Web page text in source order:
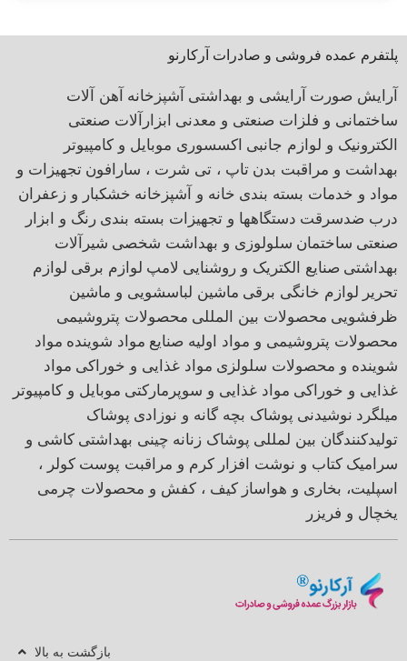
پلتفرم عمده فروشی و صادرات آرکارنو
آرایش صورت آرایشی و بهداشتی آشپزخانه آهن آلات
ساختمانی و فلزات صنعتی و معدنی ابزارآلات صنعتی
الکترونیک و لوازم جانبی اکسسوری موبایل و کامپیوتر
بهداشت و مراقبت بدن تاپ ، تی شرت ، سارافون تجهیزات و
مواد و خدمات بسته بندی خانه و آشپزخانه خشکبار و زعفران
درب ضدسرقت دستگاهها و تجهیزات بسته بندی رنگ و ابزار
صنعتی ساختمان سلولوزی و بهداشت شخصی شیرآلات
بهداشتی صنایع الکتریک و روشنایی لامپ لوازم برقی لوازم
تحریر لوازم خانگی برقی ماشین لباسشویی و ماشین
ظرفشویی محصولات بین المللی محصولات پتروشیمی
محصولات پتروشیمی و مواد اولیه صنایع مواد شوینده مواد
شوینده و محصولات سلولزی مواد غذایی و خوراکی مواد
غذایی و خوراکی مواد غذایی و سوپرمارکتی موبایل و کامپیوتر
میلگرد نوشیدنی پوشاک بچه گانه و نوزادی پوشاک
تولیدکنندگان بین لمللی پوشاک زنانه چینی بهداشتی کاشی و
سرامیک کتاب و نوشت افزار کرم و مراقبت پوست کولر ،
اسپلیت، بخاری و هواساز کیف ، کفش و محصولات چرمی
یخچال و فریزر
بازگشت به بالا